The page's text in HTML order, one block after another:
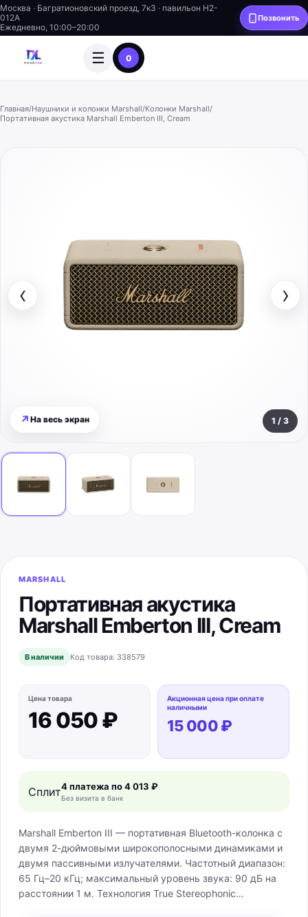
Москва · Багратионовский проезд, 7к3 · павильон H2-
012A
Ежедневно, 10:00–20:00
Позвонить
☰ 0
Главная/Наушники и колонки Marshall/Колонки Marshall/
Портативная акустика Marshall Emberton III, Cream
↗ На весь экран
‹ ›
1 / 3
MARSHALL
Портативная акустика
Marshall Emberton III, Cream
В наличии Код товара: 338579
Цена товара
16 050 ₽
Акционная цена при оплате
наличными
15 000 ₽
Сплит4 платежа по4 013 ₽
Без визита в банк
Marshall Emberton III — портативная Bluetooth-колонка с
двумя 2-дюймовыми широкополосными динамиками и
двумя пассивными излучателями. Частотный диапазон:
65 Гц–20 кГц; максимальный уровень звука: 90 дБ на
расстоянии 1 м. Технология True Stereophonic